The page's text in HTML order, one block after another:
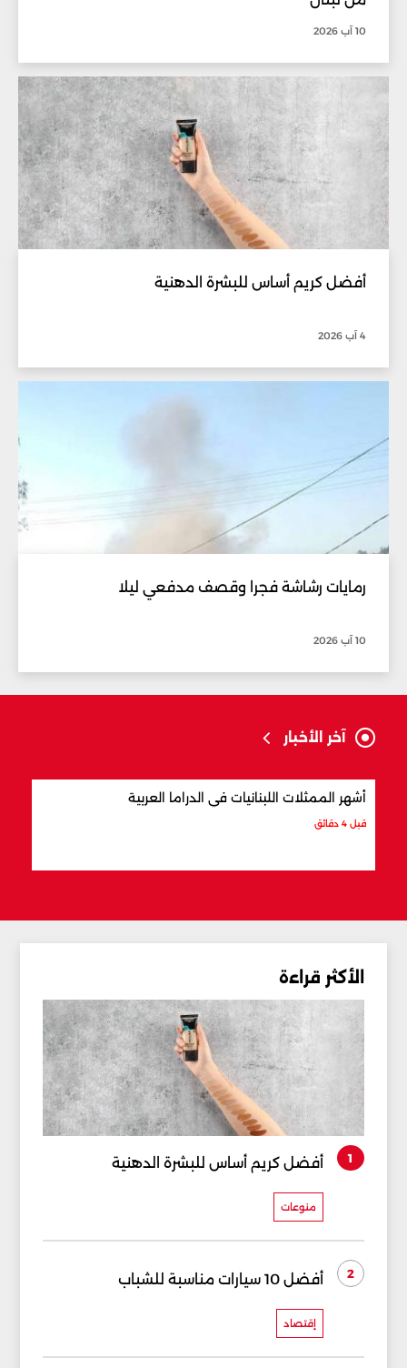
10 آب 2026
أفضل كريم أساس للبشرة الدهنية
4 آب 2026
رمايات رشاشة فجرا وقصف مدفعي ليلا
10 آب 2026
آخر الأخبار
أشهر الممثلات اللبنانيات في الدراما العربية
قبل 4 دقائق
الأكثر قراءة
1 أفضل كريم أساس للبشرة الدهنية
منوعات
2 أفضل 10 سيارات مناسبة للشباب
إقتصاد